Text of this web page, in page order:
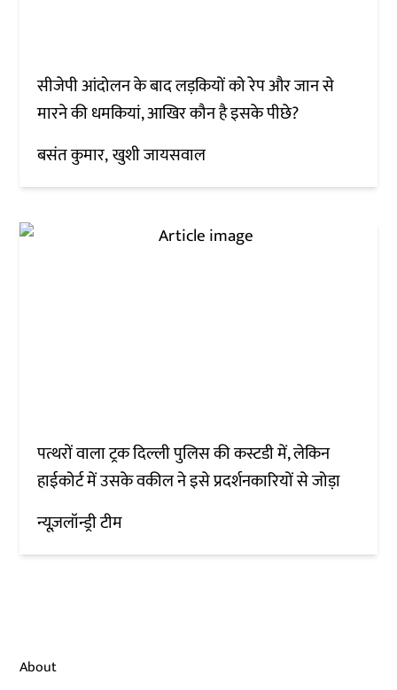
सीजेपी आंदोलन के बाद लड़कियों को रेप और जान से
मारने की धमकियां, आखिर कौन है इसके पीछे?
बसंत कुमार खुशी जायसवाल
पत्थरों वाला ट्रक दिल्ली पुलिस की कस्टडी में, लेकिन
हाईकोर्ट में उसके वकील ने इसे प्रदर्शनकारियों से जोड़ा
न्यूज़लॉन्ड्री टीम
About